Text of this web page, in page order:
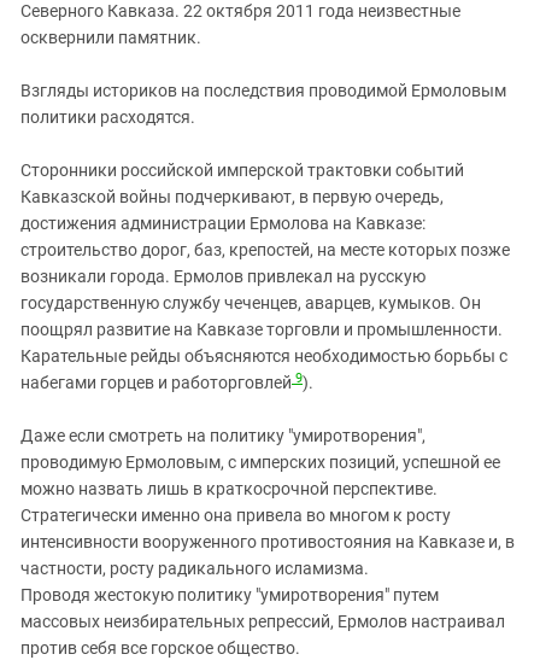
Северного Кавказа. 22 октября 2011 года неизвестные
осквернили памятник.
Взгляды историков на последствия проводимой Ермоловым
политики расходятся.
Сторонники российской имперской трактовки событий
Кавказской войны подчеркивают, в первую очередь,
достижения администрации Ермолова на Кавказе:
строительство дорог, баз, крепостей, на месте которых позже
возникали города. Ермолов привлекал на русскую
государственную службу чеченцев, аварцев, кумыков. Он
поощрял развитие на Кавказе торговли и промышленности.
Карательные рейды объясняются необходимостью борьбы с
набегами горцев и работорговлей 9).
Даже если смотреть на политику "умиротворения",
проводимую Ермоловым, с имперских позиций, успешной ее
можно назвать лишь в краткосрочной перспективе.
Стратегически именно она привела во многом к росту
интенсивности вооруженного противостояния на Кавказе и, в
частности, росту радикального исламизма.
Проводя жестокую политику "умиротворения" путем
массовых неизбирательных репрессий, Ермолов настраивал
против себя все горское общество.